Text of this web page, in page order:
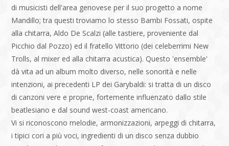
di musicisti dell'area genovese per il suo progetto a nome
Mandillo; tra questi troviamo lo stesso Bambi Fossati, ospite
alla chitarra, Aldo De Scalzi (alle tastiere, proveniente dal
Picchio dal Pozzo) ed il fratello Vittorio (dei celeberrimi New
Trolls, al mixer ed alla chitarra acustica). Questo 'ensemble'
dà vita ad un album molto diverso, nelle sonorità e nelle
intenzioni, ai precedenti LP dei Garybaldi: si tratta di un disco
di canzoni vere e proprie, fortemente influenzato dallo stile
beatlesiano e dal sound west-coast americano.
Vi si riconoscono melodie, armonizzazioni, arpeggi di chitarra,
i tipici cori a più voci, ingredienti di un disco senza dubbio